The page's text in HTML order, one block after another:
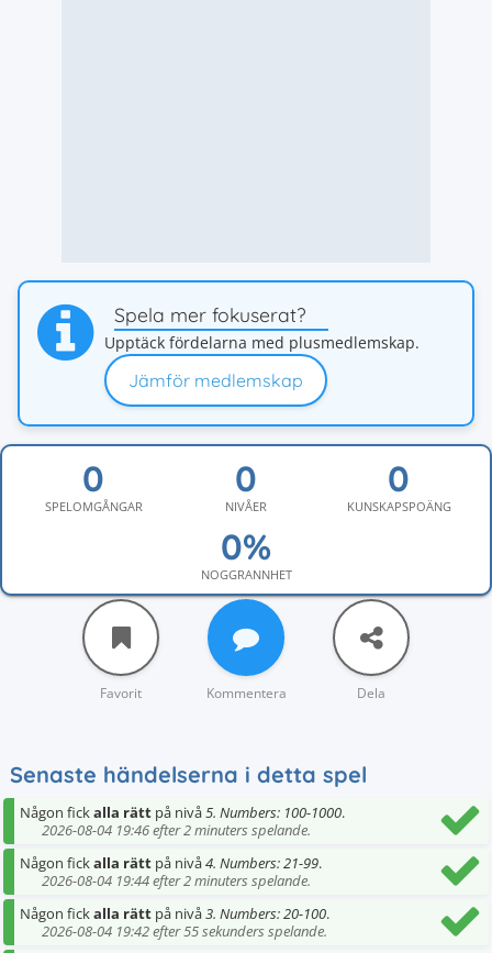
Spela mer fokuserat?
Upptäck fördelarna med plusmedlemskap.
Jämför medlemskap
SPELOMGÅNGAR NIVÅER KUNSKAPSPOÄNG
NOGGRANNHET
Favorit Kommentera Dela
Senaste händelserna i detta spel
Någon fickalla rätt på nivå5. Numbers: 100-1000.
2026-08-04 19:46 efter 2 minuters spelande.
Någon fickalla rätt på nivå4. Numbers: 21-99.
2026-08-04 19:44 efter 2 minuters spelande.
Någon fickalla rätt på nivå3. Numbers: 20-100.
2026-08-04 19:42 efter 55 sekunders spelande.